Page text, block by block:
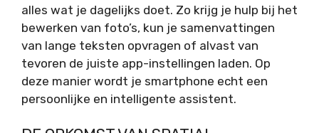
alles wat je dagelijks doet. Zo krijg je hulp bij het
bewerken van foto’s, kun je samenvattingen
van lange teksten opvragen of alvast van
tevoren de juiste app-instellingen laden. Op
deze manier wordt je smartphone echt een
persoonlijke en intelligente assistent.